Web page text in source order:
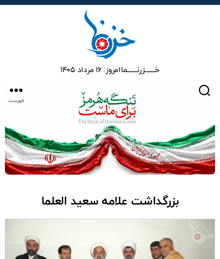
خـــــــزرنـــــــماامروز: ۱۶ مرداد ۱۴۰۵
فهرست
بزرگداشت علامه سعید العلما